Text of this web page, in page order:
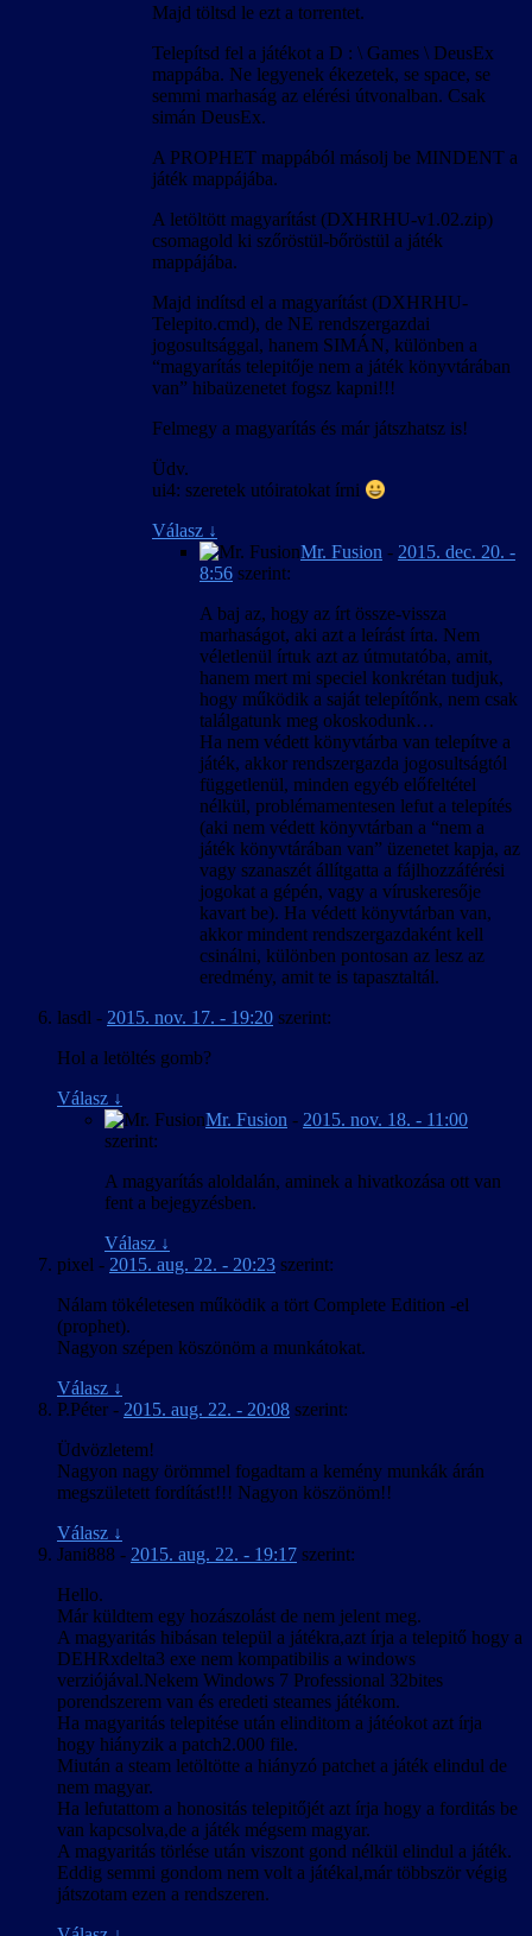
Majd töltsd le ezt a torrentet.
Telepítsd fel a játékot a D : \ Games \ DeusEx
mappába. Ne legyenek ékezetek, se space, se
semmi marhaság az elérési útvonalban. Csak
simán DeusEx.
A PROPHET mappából másolj be MINDENT a
játék mappájába.
A letöltött magyarítást (DXHRHU-v1.02.zip)
csomagold ki szőröstül-bőröstül a játék
mappájába.
Majd indítsd el a magyarítást (DXHRHU-
Telepito.cmd), de NE rendszergazdai
jogosultsággal, hanem SIMÁN, különben a
“magyarítás telepitője nem a játék könyvtárában
van” hibaüzenetet fogsz kapni!!!
Felmegy a magyarítás és már játszhatsz is!
Üdv.
ui4: szeretek utóiratokat írni
Válasz ↓
Mr. Fusion - 2015. dec. 20. -
8:56 szerint:
A baj az, hogy az írt össze-vissza
marhaságot, aki azt a leírást írta. Nem
véletlenül írtuk azt az útmutatóba, amit,
hanem mert mi speciel konkrétan tudjuk,
hogy működik a saját telepítőnk, nem csak
találgatunk meg okoskodunk…
Ha nem védett könyvtárba van telepítve a
játék, akkor rendszergazda jogosultságtól
függetlenül, minden egyéb előfeltétel
nélkül, problémamentesen lefut a telepítés
(aki nem védett könyvtárban a “nem a
játék könyvtárában van” üzenetet kapja, az
vagy szanaszét állítgatta a fájlhozzáférési
jogokat a gépén, vagy a víruskeresője
kavart be). Ha védett könyvtárban van,
akkor mindent rendszergazdaként kell
csinálni, különben pontosan az lesz az
eredmény, amit te is tapasztaltál.
lasdl - 2015. nov. 17. - 19:20 szerint:
Hol a letöltés gomb?
Válasz ↓
Mr. Fusion - 2015. nov. 18. - 11:00
szerint:
A magyarítás aloldalán, aminek a hivatkozása ott van
fent a bejegyzésben.
Válasz ↓
pixel - 2015. aug. 22. - 20:23 szerint:
Nálam tökéletesen működik a tört Complete Edition -el
(prophet).
Nagyon szépen köszönöm a munkátokat.
Válasz ↓
P.Péter - 2015. aug. 22. - 20:08 szerint:
Üdvözletem!
Nagyon nagy örömmel fogadtam a kemény munkák árán
megszületett fordítást!!! Nagyon köszönöm!!
Válasz ↓
Jani888 - 2015. aug. 22. - 19:17 szerint:
Hello.
Már küldtem egy hozászolást de nem jelent meg.
A magyaritás hibásan települ a játékra,azt írja a telepitő hogy a
DEHRxdelta3 exe nem kompatibilis a windows
verziójával.Nekem Windows 7 Professional 32bites
porendszerem van és eredeti steames játékom.
Ha magyaritás telepitése után elinditom a játéokot azt írja
hogy hiányzik a patch2.000 file.
Miután a steam letöltötte a hiányzó patchet a játék elindul de
nem magyar.
Ha lefutattom a honositás telepitőjét azt írja hogy a forditás be
van kapcsolva,de a játék mégsem magyar.
A magyaritás törlése után viszont gond nélkül elindul a játék.
Eddig semmi gondom nem volt a játékal,már többször végig
játszotam ezen a rendszeren.